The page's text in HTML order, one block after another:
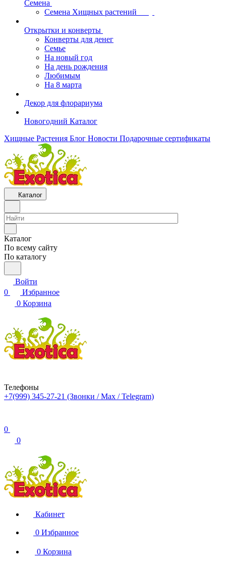
Семена
Семена Хищных растений
Открытки и конверты
Конверты для денег
Семье
На новый год
На день рождения
Любимым
На 8 марта
Декор для флорариума
Новогодний Каталог
Хищные Растения Блог Новости Подарочные сертификаты
Каталог
Каталог
По всему сайту
По каталогу
Войти
0
Избранное
0 Корзина
Телефоны
+7(999) 345-27-21 (Звонки / Max / Telegram)
0
0
Кабинет
0 Избранное
0 Корзина